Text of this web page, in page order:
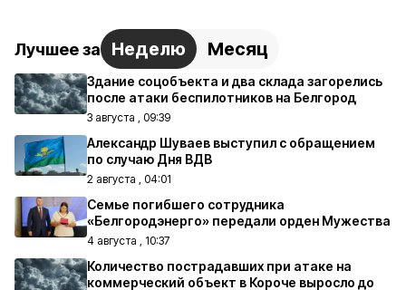
Лучшее за Неделю Месяц
Здание соцобъекта и два склада загорелись
после атаки беспилотников на Белгород
3 августа , 09:39
Александр Шуваев выступил с обращением
по случаю Дня ВДВ
2 августа , 04:01
Семье погибшего сотрудника
«Белгородэнерго» передали орден Мужества
4 августа , 10:37
Количество пострадавших при атаке на
коммерческий объект в Короче выросло до